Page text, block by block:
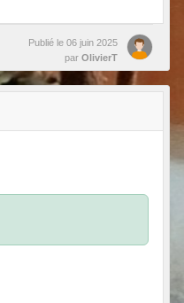
Publié le 06 juin 2025
par OlivierT